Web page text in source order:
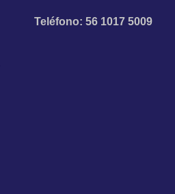
Teléfono: 56 1017 5009